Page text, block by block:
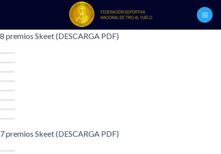
content
8 premios Skeet (DESCARGA PDF)
7 premios Skeet (DESCARGA PDF)